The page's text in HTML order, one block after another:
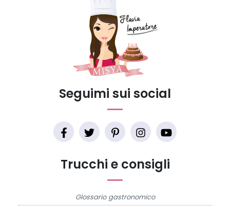
Trucchi e consigli
Glossario gastronomico
Seguimi sui social